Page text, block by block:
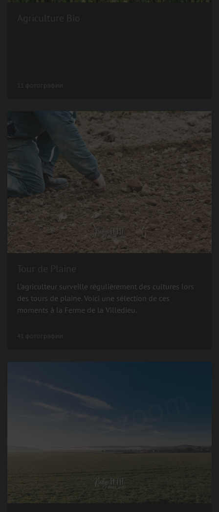
11 фотографии
L'agriculteur surveille régulièrement des cultures lors
des tours de plaine. Voici une sélection de ces
moments à la Ferme de la Villedieu.
41 фотографии